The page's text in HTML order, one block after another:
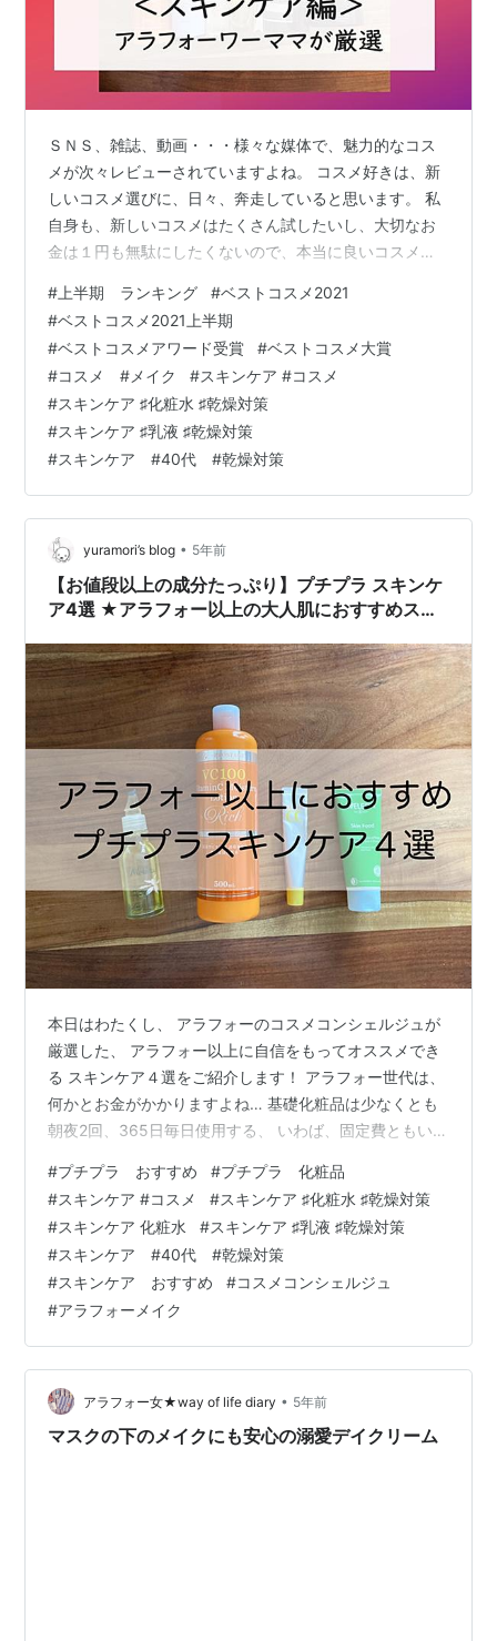
ＳＮＳ、雑誌、動画・・・様々な媒体で、魅力的なコス
メが次々レビューされていますよね。 コスメ好きは、新
しいコスメ選びに、日々、奔走していると思います。 私
自身も、新しいコスメはたくさん試したいし、大切なお
金は１円も無駄にしたくないので、本当に良いコスメが
ーママ・コスメコンシェルジュの厳しい視点で、 「あ
ー、この商品はやっぱりよく使ったな」「やっぱり、こ
れじゃないと！」 と使い勝手がよく、使用頻度の高かっ
た、 2021年上半期ベストコスメ＜スキンケア編＞ をシ
ェアいたします。 少しでも、コスメ選びのご参考にいた
だけたら嬉しいです♡ 目次 ナチュ…
# 上半期 ランキング #ベストコスメ2021
#ベストコスメ2021上半期
#ベストコスメアワード受賞 #ベストコスメ大賞
#コスメ #メイク #スキンケア #コスメ
#スキンケア ♯化粧水 ♯乾燥対策
#スキンケア ♯乳液 ♯乾燥対策
#スキンケア #40代 #乾燥対策
yuramori’s blog • 5年前
【お値段以上の成分たっぷり】プチプラ スキンケ
ア4選 ★アラフォー以上の大人肌におすすめスキ
本日はわたくし、 アラフォーのコスメコンシェルジュが
厳選した、 アラフォー以上に自信をもってオススメでき
る スキンケア４選をご紹介します！ アラフォー世代は、
何かとお金がかかりますよね… 基礎化粧品は少なくとも
朝夜2回、365日毎日使用する、 いわば、固定費ともいえ
上手に選び、 コストダウンすることで、 次から次へと発
売される魅力的なコスメの、 購入資金に回しちゃいまし
ょう～(*´ω｀*) Melvita(メルヴィータ) メルヴィータ ビ
オオイル アルガンオイル 50mL まず一つ目。いわゆる、
ブースター・導入美容液として使用できる、万能オイ…
#プチプラ おすすめ #プチプラ 化粧品
#スキンケア #コスメ #スキンケア ♯化粧水 ♯乾燥対策
#スキンケア 化粧水 #スキンケア ♯乳液 ♯乾燥対策
#スキンケア #40代 #乾燥対策
#スキンケア おすすめ #コスメコンシェルジュ
#アラフォーメイク
アラフォー女★way of life diary • 5年前
マスクの下のメイクにも安心の溺愛デイクリーム